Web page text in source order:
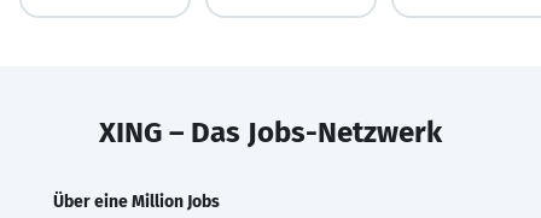
XING – Das Jobs-Netzwerk
Über eine Million Jobs